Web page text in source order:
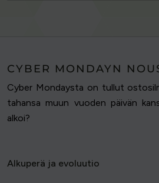
CYBER MONDAYN
Cyber Mondaysta on tullut
tahansa muun vuoden päivän
alkoi?
Alkuperä ja evoluutio